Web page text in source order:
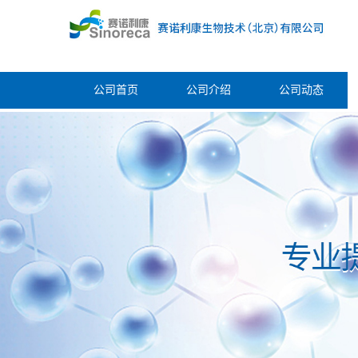
公司首页 公司介绍 公司动态